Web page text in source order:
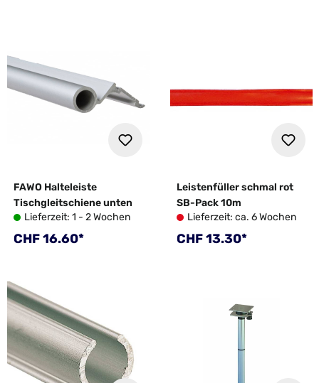
FAWO Halteleiste
Tischgleitschiene unten
Lieferzeit: 1 - 2 Wochen
Regulärer Preis:
CHF 16.60*
Leistenfüller schmal rot
SB-Pack 10m
Lieferzeit: ca. 6 Wochen
Regulärer Preis:
CHF 13.30*